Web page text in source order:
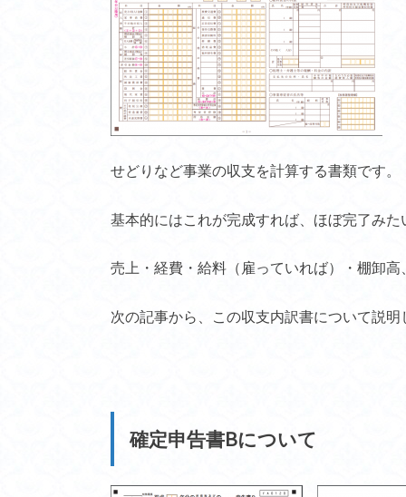
せどりなど事業の収支を計算する書類です。
基本的にはこれが完成すれば、ほぼ完了みた
売上・経費・給料（雇っていれば）・棚卸高
次の記事から、この収支内訳書について説明
確定申告書Bについて